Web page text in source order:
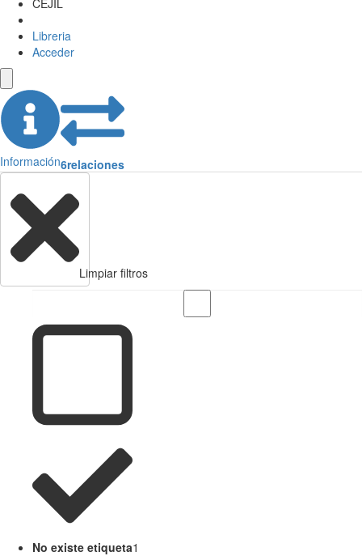
Libreria
Acceder
Información6relaciones
Limpiar filtros
No existe etiqueta1